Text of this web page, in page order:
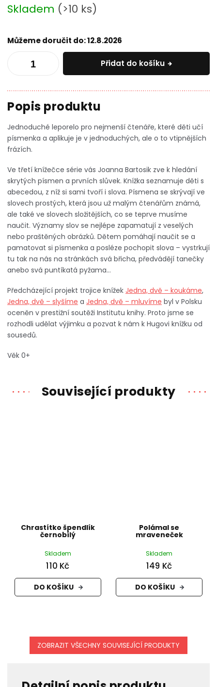
Měrná
cena:
Skladem (>10 ks)
Můžeme doručit do:12.8.2026
Přidat do košíku
Jednoduché leporelo pro nejmenší čtenáře, které děti učí
písmenka a aplikuje je v jednoduchých, ale o to vtipnějších
frázích.
Ve třetí knížečce série vás Joanna Bartosik zve k hledání
skrytých písmen a prvních slůvek. Knížka seznamuje děti s
abecedou, z níž si sami tvoří i slova. Písmena se skrývají ve
slovech prostých, která jsou už malým čtenářům známá,
ale také ve slovech složitějších, co se teprve musíme
naučit. Významy slov se nejlépe zapamatují z veselých
nebo praštěných obrázků. Dětem pomáhají naučit se a
pamatovat si písmenka a posléze pochopit slova – vystrkují
tu tak na nás na stránkách svá břicha, předvádějí tanečky
anebo svá puntíkatá pyžama…
Předcházející projekt trojice knížek Jedna, dvě – koukáme,
Jedna, dvě – slyšíme a Jedna, dvě – mluvíme byl v Polsku
oceněn v prestižní soutěži Institutu knihy. Proto jsme se
rozhodli udělat výjimku a pozvat k nám k Hugovi knížku od
sousedů.
Věk 0+
Související produkty
Chrastítko špendlík
černobílý
Skladem
110 Kč
DO KOŠÍKU
Polámal se
mraveneček
Skladem
149 Kč
DO KOŠÍKU
ZOBRAZIT VŠECHNY SOUVISEJÍCÍ PRODUKTY